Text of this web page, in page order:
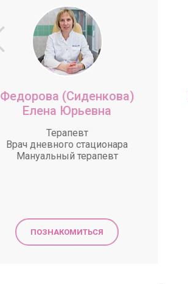
Федорова (Сиденкова)
Елена Юрьевна
Терапевт
Врач дневного стационара
Мануальный терапевт
ПОЗНАКОМИТЬСЯ